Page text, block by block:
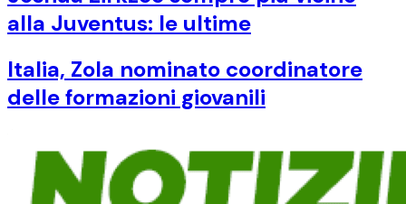
alla Juventus: le ultime
Italia, Zola nominato coordinatore
delle formazioni giovanili